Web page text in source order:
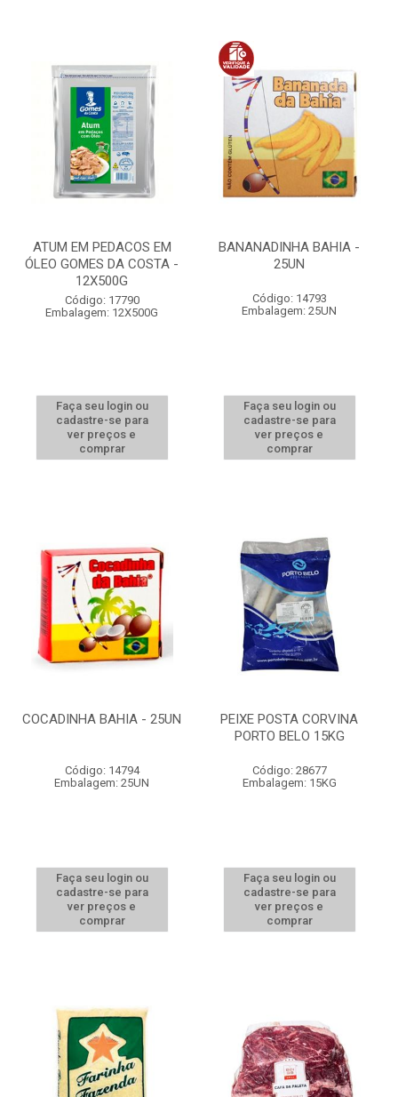
ATUM EM PEDACOS EM
ÓLEO GOMES DA COSTA -
12X500G
Código: 17790
Embalagem: 12X500G
Faça seu login ou
cadastre-se para
ver preços e
comprar
BANANADINHA BAHIA -
25UN
Código: 14793
Embalagem: 25UN
Faça seu login ou
cadastre-se para
ver preços e
comprar
COCADINHA BAHIA - 25UN
Código: 14794
Embalagem: 25UN
Faça seu login ou
cadastre-se para
ver preços e
comprar
PEIXE POSTA CORVINA
PORTO BELO 15KG
Código: 28677
Embalagem: 15KG
Faça seu login ou
cadastre-se para
ver preços e
comprar